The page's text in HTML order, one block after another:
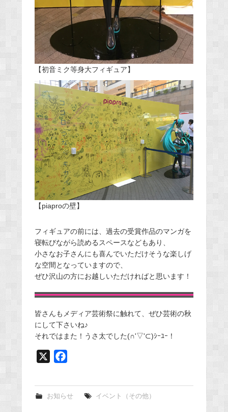
【初音ミク等身大フィギュア】
【piaproの壁】
フィギュアの前には、過去の受賞作品のマンガを
寝転びながら読めるスペースなどもあり、
小さなお子さんにも喜んでいただけそうな楽しげ
な空間となっていますので、
ぜひ沢山の方にお越しいただければと思います！
皆さんもメディア芸術祭に触れて、ぜひ芸術の秋
にして下さいね♪
それではまた！うさ太でした(∩'▽'⊂)ｼｰﾕｰ！
e
お知らせ イベント（その他）